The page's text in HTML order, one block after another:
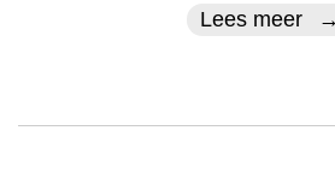
Lees meer